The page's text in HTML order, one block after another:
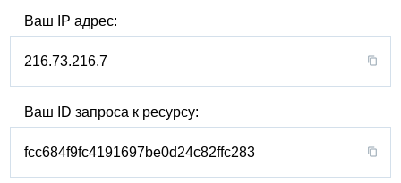
Ваш IP адрес:
216.73.216.7
Ваш ID запроса к ресурсу:
fcc684f9fc4191697be0d24c82ffc283